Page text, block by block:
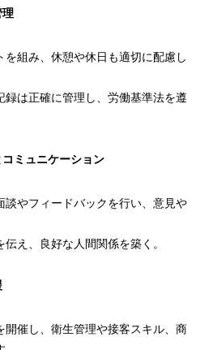
理
を組み、休憩や休日も適切に配慮し
録は正確に管理し、労働基準法を遵
ミュニケーション
談やフィードバックを行い、意見や
え、良好な人間関係を築く。
開催し、衛生管理や接客スキル、商